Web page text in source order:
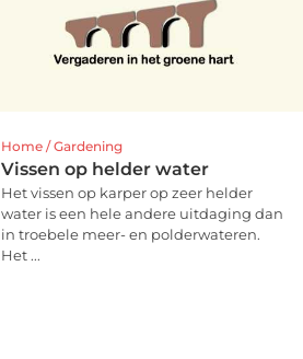
Home / Gardening
Vissen op helder water
Het vissen op karper op zeer helder
water is een hele andere uitdaging dan
in troebele meer- en polderwateren.
Het ...